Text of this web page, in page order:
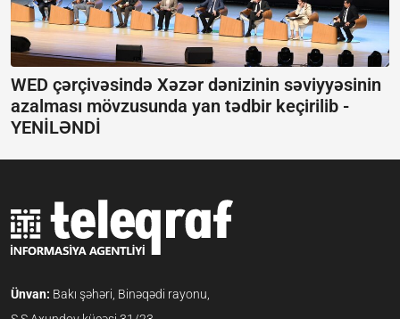
WED çərçivəsində Xəzər dənizinin səviyyəsinin
azalması mövzusunda yan tədbir keçirilib -
YENİLƏNDİ
Ünvan: Bakı şəhəri, Binəqədi rayonu,